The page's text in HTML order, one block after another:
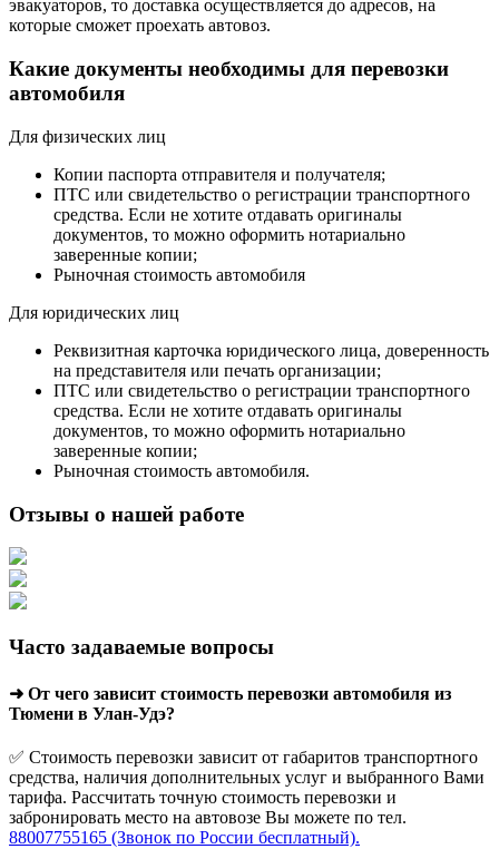
эвакуаторов, то доставка осуществляется до адресов, на
которые сможет проехать автовоз.
Какие документы необходимы для перевозки
автомобиля
Для физических лиц
Копии паспорта отправителя и получателя;
ПТС или свидетельство о регистрации транспортного
средства. Если не хотите отдавать оригиналы
документов, то можно оформить нотариально
заверенные копии;
Рыночная стоимость автомобиля
Для юридических лиц
Реквизитная карточка юридического лица, доверенность
на представителя или печать организации;
ПТС или свидетельство о регистрации транспортного
средства. Если не хотите отдавать оригиналы
документов, то можно оформить нотариально
заверенные копии;
Рыночная стоимость автомобиля.
Отзывы о нашей работе
Часто задаваемые вопросы
➜ От чего зависит стоимость перевозки автомобиля из
Тюмени в Улан-Удэ?
✅ Стоимость перевозки зависит от габаритов транспортного
средства, наличия дополнительных услуг и выбранного Вами
тарифа. Рассчитать точную стоимость перевозки и
забронировать место на автовозе Вы можете по тел.
88007755165 (Звонок по России бесплатный).